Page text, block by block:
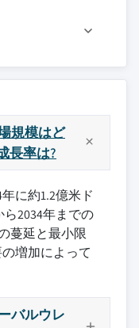
ィック
規模はど
長率は?
に約1.2億米ド
2034年までの
蔓延と最小限
増加によって
バルウレ